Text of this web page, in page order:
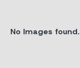
No Images found.